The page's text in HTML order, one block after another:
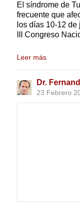
El síndrome de
frecuente que
los días 10-12
III Congreso
Leer más
Dr.
23 Febrero